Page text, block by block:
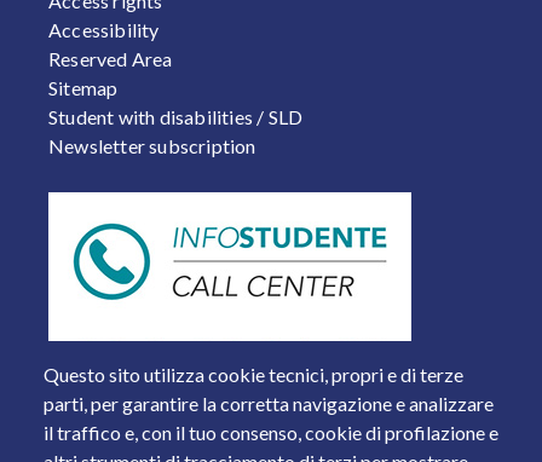
Questo sito utilizza cookie tecnici, propri e di terze
parti, per garantire la corretta navigazione e analizzare
il traffico e, con il tuo consenso, cookie di profilazione e
Accessibility
Reserved Area
Sitemap
Student with disabilities / SLD
Newsletter subscription